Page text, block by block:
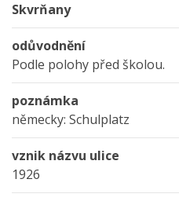
Skvrňany
odůvodnění
Podle polohy před školou.
poznámka
německy: Schulplatz
vznik názvu ulice
1926